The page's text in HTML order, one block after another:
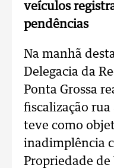
veículos
pendências
Na manhã
Delegacia da
Ponta Grossa
fiscalização rua
teve como
inadimplência
Propriedade